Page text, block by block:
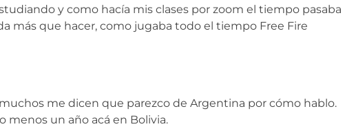
y como hacía mis clases por zoom el tiempo pasaba
más que hacer, como jugaba todo el tiempo Free Fire
me dicen que parezco de Argentina por cómo hablo.
menos un año acá en Bolivia.